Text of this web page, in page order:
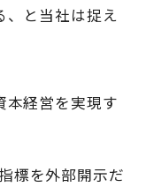
、と当社は捉え
本経営を実現す
標を外部開示だ